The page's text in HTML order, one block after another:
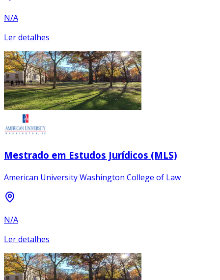
N/A
Ler detalhes
Mestrado em Estudos Jurídicos (MLS)
American University Washington College of Law
N/A
Ler detalhes